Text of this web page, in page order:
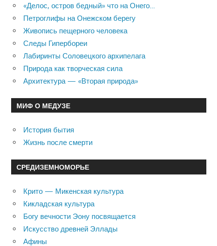
«Делос, остров бедный» что на Онего…
Петроглифы на Онежском берегу
Живопись пещерного человека
Следы Гипербореи
Лабиринты Соловецкого архипелага
Природа как творческая сила
Архитектура — «Вторая природа»
МИФ О МЕДУЗЕ
История бытия
Жизнь после смерти
СРЕДИЗЕМНОМОРЬЕ
Крито — Микенская культура
Кикладская культура
Богу вечности Эону посвящается
Искусство древней Эллады
Афины